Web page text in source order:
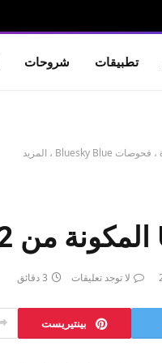
تطبيقات شروحات
لا توجد تعليقات 3 دقائق
بينتيريست